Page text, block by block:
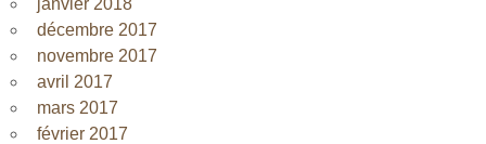
décembre 2017
novembre 2017
avril 2017
mars 2017
février 2017